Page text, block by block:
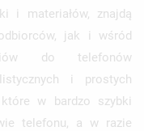
i materiałów, znajdą
jak i wśród
do telefonów
i prostych
w bardzo szybki
telefonu, a w razie